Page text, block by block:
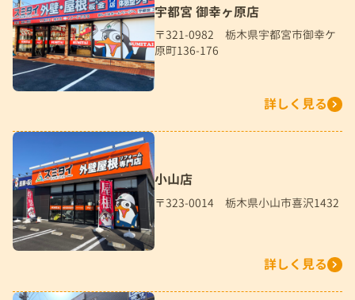
宇都宮 御幸ヶ原店
〒321-0982 栃木県宇都宮市御幸ケ
原町136-176
詳しく見る
小山店
〒323-0014 栃木県小山市喜沢1432
詳しく見る